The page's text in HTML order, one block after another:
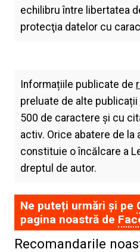
echilibru între libertatea
protecţia datelor cu
Informațiile publicate de
preluate de alte publicații
500 de caractere și cu
activ. Orice abatere de la
constituie o încălcare a
dreptul de autor.
Ne puteți urmări și pe
pagina noastră de
Recomandarile